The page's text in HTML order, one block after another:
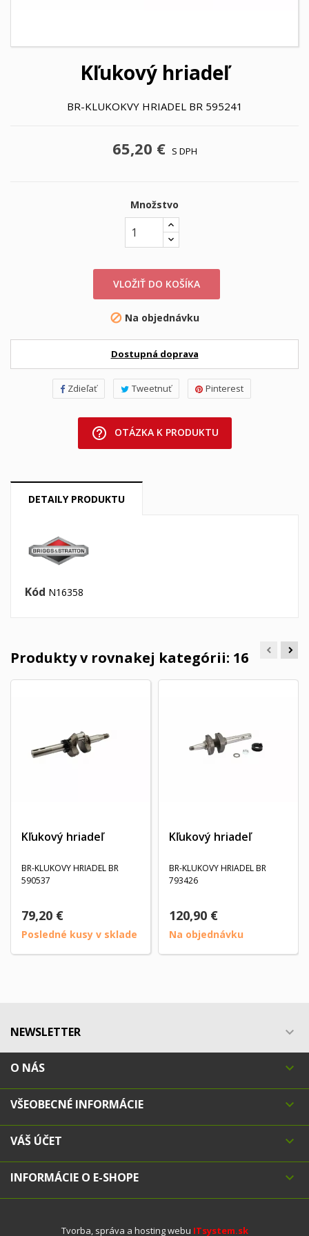
Kľukový hriadeľ
BR-KLUKOKVY HRIADEL BR 595241
65,20 € S DPH
Množstvo
VLOŽIŤ DO KOŠÍKA
 Na objednávku
Dostupná doprava
Zdieľať Tweetnuť Pinterest
help_outline OTÁZKA K PRODUKTU
DETAILY PRODUKTU
Kód N16358
Produkty v rovnakej kategórii: 16
Kľukový hriadeľ
BR-KLUKOVY HRIADEL BR
590537
79,20 €
Posledné kusy v sklade
Kľukový hriadeľ
BR-KLUKOVY HRIADEL BR
793426
120,90 €
Na objednávku
NEWSLETTER 
O NÁS 
VŠEOBECNÉ INFORMÁCIE 
VÁŠ ÚČET 
INFORMÁCIE O E-SHOPE 
Tvorba, správa a hosting webu ITsystem.sk